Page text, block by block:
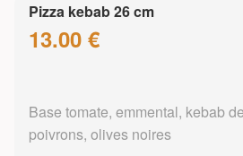
Pizza kebab 26 cm
13.00 €
Base tomate, emmental, kebab
poivrons, olives noires